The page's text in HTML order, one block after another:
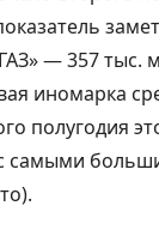
— 357
иномарка
полугодия
самыми